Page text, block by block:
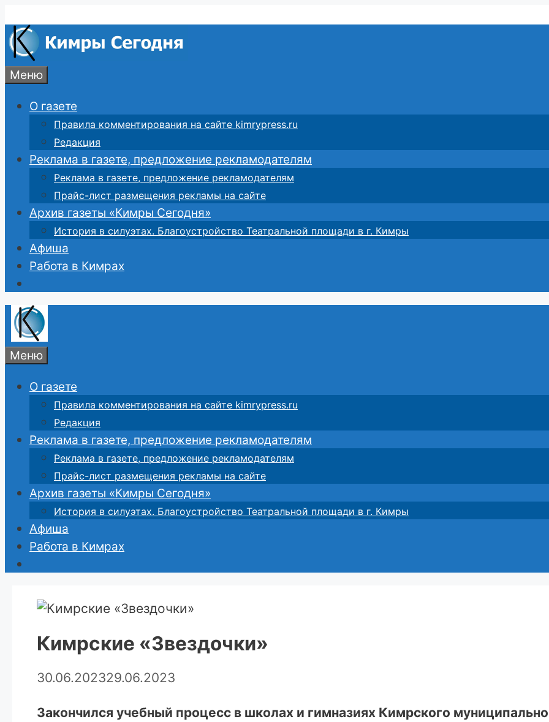
к
содержимому
Меню
О газете
Правила комментирования на сайте kimrypress.ru
Редакция
Реклама в газете, предложение рекламодателям
Реклама в газете, предложение рекламодателям
Прайс-лист размещения рекламы на сайте
Архив газеты «Кимры Сегодня»
История в силуэтах. Благоустройство Театральной площади в г. Кимры
Афиша
Работа в Кимрах
Меню
О газете
Правила комментирования на сайте kimrypress.ru
Редакция
Реклама в газете, предложение рекламодателям
Реклама в газете, предложение рекламодателям
Прайс-лист размещения рекламы на сайте
Архив газеты «Кимры Сегодня»
История в силуэтах. Благоустройство Театральной площади в г. Кимры
Афиша
Работа в Кимрах
Кимрские «Звездочки»
30.06.202329.06.2023
Закончился учебный процесс в школах и гимназиях Кимрского